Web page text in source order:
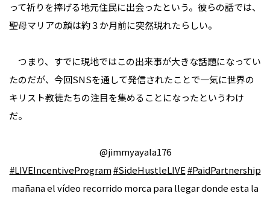
って祈りを捧げる地元住民に出会ったという。彼らの話では、
聖母マリアの顔は約３か月前に突然現れたらしい。
つまり、すでに現地ではこの出来事が大きな話題になってい
たのだが、今回SNSを通して発信されたことで一気に世界の
キリスト教徒たちの注目を集めることになったというわけ
だ。
@jimmyayala176
#LIVEIncentiveProgram#SideHustleLIVE#PaidPartnership
mañana el vídeo recorrido morca para llegar donde esta la